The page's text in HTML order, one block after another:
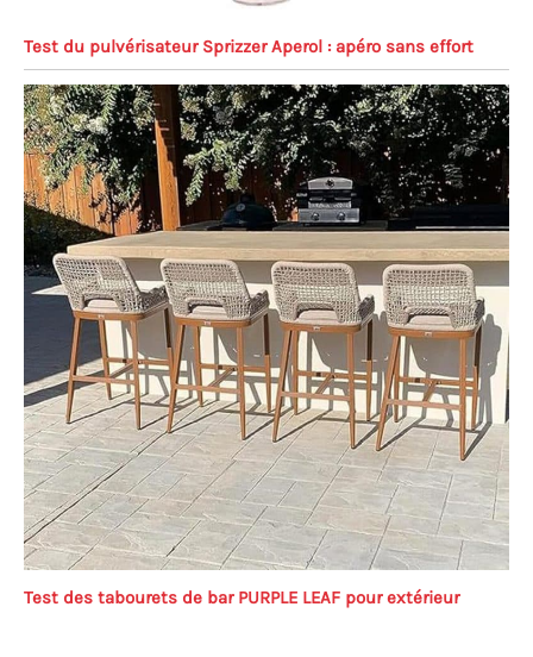
Test du pulvérisateur Sprizzer Aperol : apéro sans effort
Test des tabourets de bar PURPLE LEAF pour extérieur